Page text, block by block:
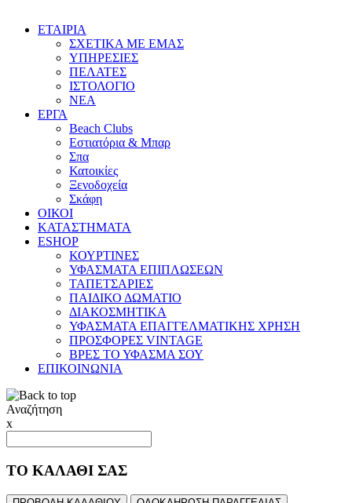
ΕΤΑΙΡΙΑ
ΣΧΕΤΙΚΑ ΜΕ ΕΜΑΣ
ΥΠΗΡΕΣΙΕΣ
ΠΕΛΑΤΕΣ
ΙΣΤΟΛΟΓΙΟ
ΝΕΑ
ΕΡΓΑ
Beach Clubs
Εστιατόρια & Μπαρ
Σπα
Κατοικίες
Ξενοδοχεία
Σκάφη
ΟΙΚΟΙ
ΚΑΤΑΣΤΗΜΑΤΑ
ESHOP
ΚΟΥΡΤΙΝΕΣ
ΥΦΑΣΜΑΤΑ ΕΠΙΠΛΩΣΕΩΝ
ΤΑΠΕΤΣΑΡΙΕΣ
ΠΑΙΔΙΚΟ ΔΩΜΑΤΙΟ
ΔΙΑΚΟΣΜΗΤΙΚΑ
ΥΦΑΣΜΑΤΑ ΕΠΑΓΓΕΛΜΑΤΙΚΗΣ ΧΡΗΣΗ
ΠΡΟΣΦΟΡΕΣ VINTAGE
ΒΡΕΣ ΤΟ ΥΦΑΣΜΑ ΣΟΥ
ΕΠΙΚΟΙΝΩΝΙΑ
Αναζήτηση
x
ΤΟ ΚΑΛΑΘΙ ΣΑΣ